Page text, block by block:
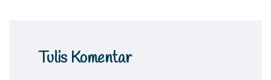
Tulis Komentar